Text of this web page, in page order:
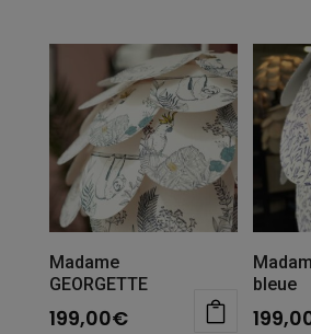
Madame
GEORGETTE
199,00€
bleue